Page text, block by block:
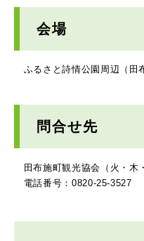
会場
ふるさと詩情公園周辺（田
問合せ先
田布施町観光協会（火・木
電話番号：0820-25-3527